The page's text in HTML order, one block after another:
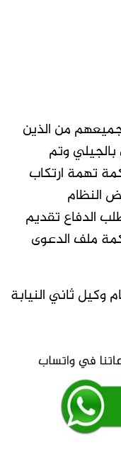
من الذين
وتم
تهمة ارتكاب
النظام
الدفاع تقديم
ملف الدعوى
وكيل ثاني النيابة